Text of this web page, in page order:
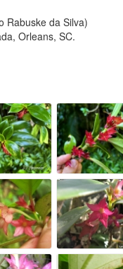
Rabuske da Silva)
Orleans, SC.